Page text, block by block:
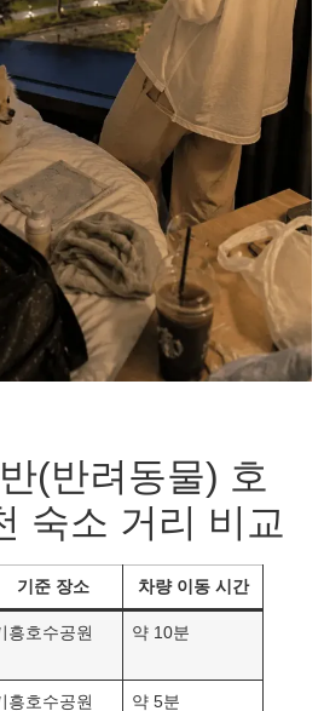
(반려동물) 호
숙소 거리 비교
기준 장소 차량 이동 시간
흥호수공원 약 10분
흥호수공원 약 5분